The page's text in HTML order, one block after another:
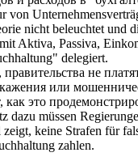
von
nicht beleuchtet und
Aktiva, Passiva,
" delegiert.
не
или
, как это
dazu müssen
keine Strafen für
zahlen.